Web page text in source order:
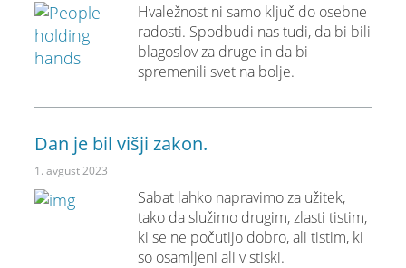
Hvaležnost ni samo ključ do osebne
radosti. Spodbudi nas tudi, da bi bili
blagoslov za druge in da bi
spremenili svet na bolje.
Dan je bil višji zakon.
1. avgust 2023
Sabat lahko napravimo za užitek,
tako da služimo drugim, zlasti tistim,
ki se ne počutijo dobro, ali tistim, ki
so osamljeni ali v stiski.